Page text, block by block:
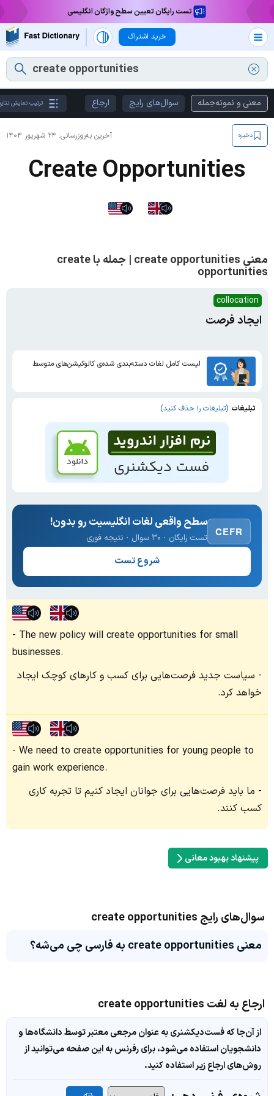
تست رایگان تعیین سطح واژگان انگلیسی
خرید اشتراک
معنی و نمونه‌جمله سوال‌های رایج ارجاع ترتیب نمایش
آخرین به‌روزرسانی: ۲۴ شهریور ۱۴۰۴ ذخیره
Create Opportunities
معنی create opportunities | جمله با create
opportunities
collocation
ایجاد فرصت
لیست کامل لغات دسته‌بندی شده‌ی کالوکیشن‌های متوسط
تبلیغات (تبلیغات را حذف کنید)
CEFR
سطح واقعی لغات انگلیسیت رو بدون!
تست رایگان · ۳۰ سوال · نتیجه فوری
شروع تست
The new policy will create opportunities for small
businesses.
سیاست جدید فرصت‌هایی برای کسب و کارهای کوچک ایجاد
خواهد کرد.
We need to create opportunities for young people to
gain work experience.
ما باید فرصت‌هایی برای جوانان ایجاد کنیم تا تجربه کاری
کسب کنند.
پیشنهاد بهبود معانی
سوال‌های رایج create opportunities
معنی create opportunities به فارسی چی می‌شه؟
ارجاع به لغت create opportunities
از آن‌جا که فست‌دیکشنری به عنوان مرجعی معتبر توسط دانشگاه‌ها و
دانشجویان استفاده می‌شود، برای رفرنس به این صفحه می‌توانید از
روش‌های ارجاع زیر استفاده کنید.